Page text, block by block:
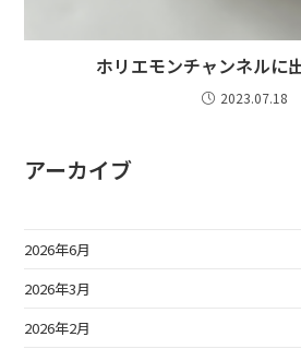
ホリエモンチャンネルに
2023.07.18
アーカイブ
2026年6月
2026年3月
2026年2月